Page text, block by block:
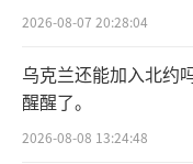
2026-08-07 20:28:04
乌克兰还能加入北约
醒醒了。
2026-08-08 13:24:48